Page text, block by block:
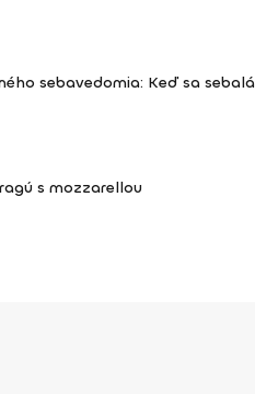
sebavedomia: Keď sa
s mozzarellou